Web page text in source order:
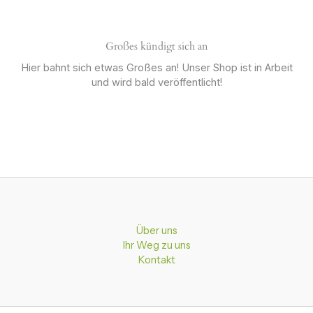
Großes kündigt sich an
Hier bahnt sich etwas Großes an! Unser Shop ist in Arbeit
und wird bald veröffentlicht!
Über uns
Ihr Weg zu uns
Kontakt